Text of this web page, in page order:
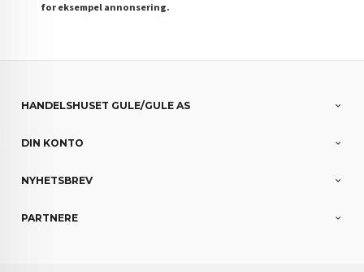
for eksempel annonsering.
HANDELSHUSET GULE/GULE AS
DIN KONTO
NYHETSBREV
PARTNERE